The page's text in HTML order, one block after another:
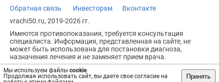
Мы используем файлы cookie.
Продолжая использовать сайт, вы даете свое согласие на
Принять
Обратная связь Инвесторам
Вконтакте
vrachi50.ru, 2019-2026 гг.
Имеются противопоказания, требуется консультация
специалиста. Информация, представленная на сайте, не
может быть использована для постановки диагноза,
назначения лечения и не заменяет прием врача.
Возрастное ограничение: 18+